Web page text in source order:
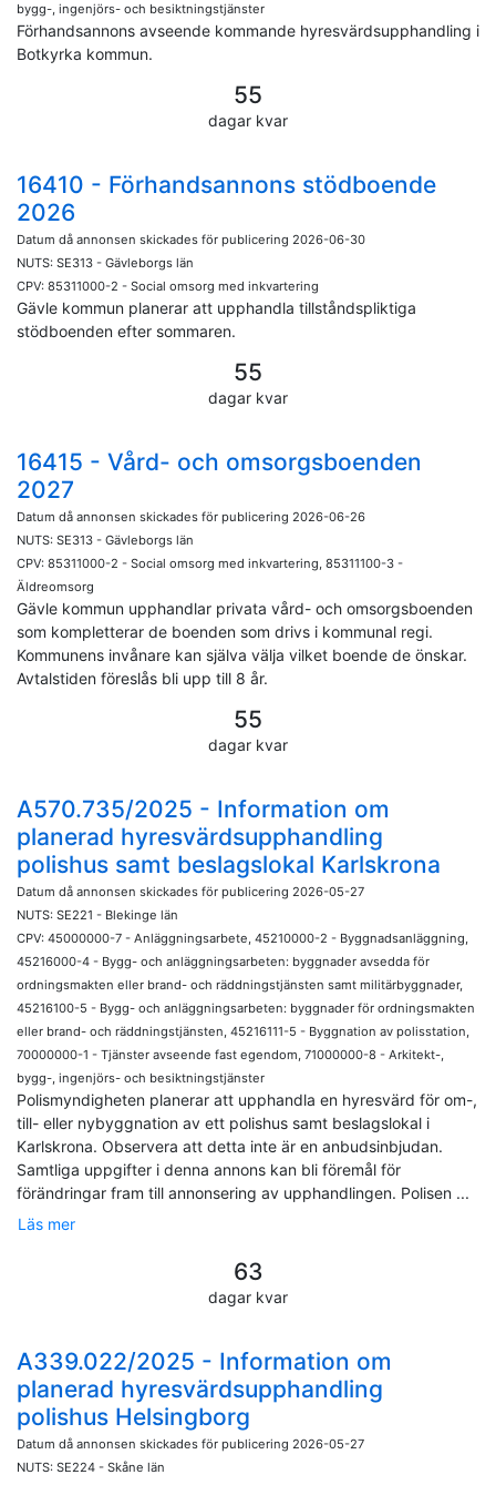
bygg-, ingenjörs- och besiktningstjänster
Förhandsannons avseende kommande hyresvärdsupphandling i
Botkyrka kommun.
55
dagar kvar
16410 - Förhandsannons stödboende
2026
Datum då annonsen skickades för publicering 2026-06-30
NUTS: SE313 - Gävleborgs län
CPV: 85311000-2 - Social omsorg med inkvartering
Gävle kommun planerar att upphandla tillståndspliktiga
stödboenden efter sommaren.
55
dagar kvar
16415 - Vård- och omsorgsboenden
2027
Datum då annonsen skickades för publicering 2026-06-26
NUTS: SE313 - Gävleborgs län
CPV: 85311000-2 - Social omsorg med inkvartering, 85311100-3 -
Äldreomsorg
Gävle kommun upphandlar privata vård- och omsorgsboenden
som kompletterar de boenden som drivs i kommunal regi.
Kommunens invånare kan själva välja vilket boende de önskar.
Avtalstiden föreslås bli upp till 8 år.
55
dagar kvar
A570.735/2025 - Information om
planerad hyresvärdsupphandling
polishus samt beslagslokal Karlskrona
Datum då annonsen skickades för publicering 2026-05-27
NUTS: SE221 - Blekinge län
CPV: 45000000-7 - Anläggningsarbete, 45210000-2 - Byggnadsanläggning,
45216000-4 - Bygg- och anläggningsarbeten: byggnader avsedda för
ordningsmakten eller brand- och räddningstjänsten samt militärbyggnader,
45216100-5 - Bygg- och anläggningsarbeten: byggnader för ordningsmakten
eller brand- och räddningstjänsten, 45216111-5 - Byggnation av polisstation,
70000000-1 - Tjänster avseende fast egendom, 71000000-8 - Arkitekt-,
bygg-, ingenjörs- och besiktningstjänster
Polismyndigheten planerar att upphandla en hyresvärd för om-,
till- eller nybyggnation av ett polishus samt beslagslokal i
Karlskrona. Observera att detta inte är en anbudsinbjudan.
Samtliga uppgifter i denna annons kan bli föremål för
förändringar fram till annonsering av upphandlingen. Polisen ...
Läs mer
63
dagar kvar
A339.022/2025 - Information om
planerad hyresvärdsupphandling
polishus Helsingborg
Datum då annonsen skickades för publicering 2026-05-27
NUTS: SE224 - Skåne län